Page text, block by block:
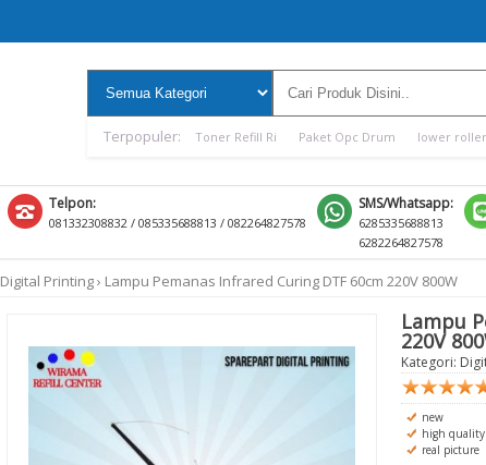
Terpopuler: Toner Refill Ri Paket Opc Drum lower
Telpon:
081332308832 / 085335688813 / 082264827578
SMS/Whatsapp:
6285335688813
6282264827578
Digital Printing› Lampu Pemanas Infrared Curing DTF 60cm 220V 800W
Lampu
220V
Kategori:
new
high quality
real picture